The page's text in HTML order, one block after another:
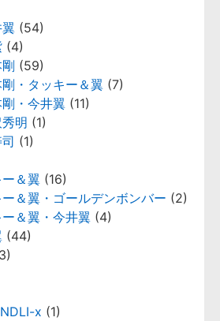
(54)
(4)
(59)
・タッキー＆翼 (7)
・今井翼 (11)
明 (1)
(1)
＆翼 (16)
＆翼・ゴールデンボンバー (2)
＆翼・今井翼 (4)
(44)
x (1)